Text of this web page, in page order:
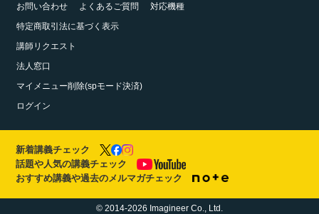
お問い合わせ
よくあるご質問
対応機種
特定商取引法に基づく表示
講師リクエスト
法人窓口
マイメニュー削除(spモード決済)
ログイン
新着講義チェック
話題や人気の講義チェック
おすすめ講義や過去のメルマガチェック
© 2014-2026 Imagineer Co., Ltd.